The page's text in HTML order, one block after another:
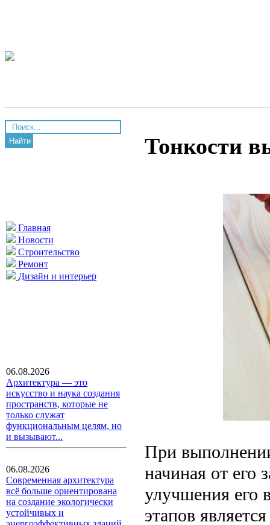
Найти
Главная
Новости
Строительство
Ремонт
Дизайн и интерьер
06.08.2026
Архитектура — это
искусство и наука создания
пространств, которые не
только служат
функциональным целям, но
и вызывают...
06.08.2026
Современная архитектура
всё больше ориентирована
на создание экологически
устойчивых и
Тонкости
При
начиная от его
улучшения его
этапов